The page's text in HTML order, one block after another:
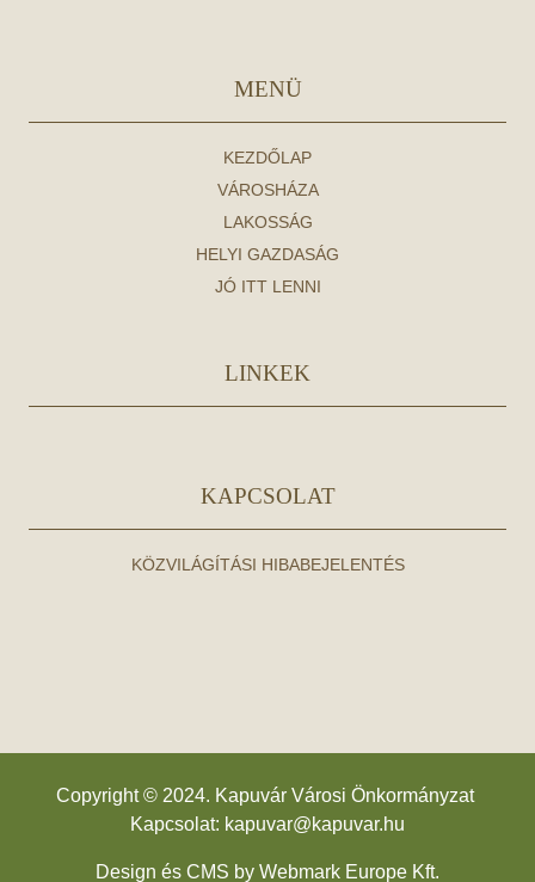
MENÜ
KEZDŐLAP
VÁROSHÁZA
LAKOSSÁG
HELYI GAZDASÁG
JÓ ITT LENNI
LINKEK
KAPCSOLAT
KÖZVILÁGÍTÁSI HIBABEJELENTÉS
Copyright © 2024. Kapuvár Városi Önkormányzat
Kapcsolat: kapuvar@kapuvar.hu
Design és CMS by Webmark Europe Kft.